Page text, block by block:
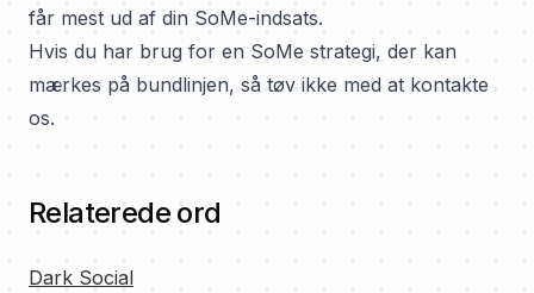
får mest ud af din SoMe-indsats.
Hvis du har brug for en SoMe strategi, der kan
mærkes på bundlinjen, så tøv ikke med at kontakte
os.
Relaterede ord
Dark Social